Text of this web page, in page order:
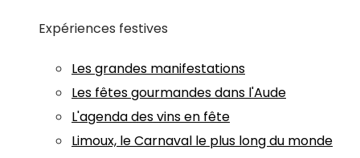
Expériences festives
Les grandes manifestations
Les fêtes gourmandes dans l'Aude
L'agenda des vins en fête
Limoux, le Carnaval le plus long du monde